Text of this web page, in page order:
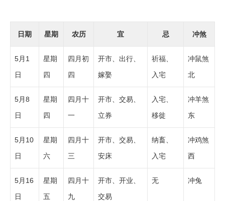
日期 星期 农历 宜 忌 冲煞
5月1
日
星期
四
四月初
四
开市、出行、
嫁娶
祈福、
入宅
冲鼠煞
北
5月8
日
星期
四
四月十
一
开市、交易、
立券
入宅、
移徙
冲羊煞
东
5月10
日
星期
六
四月十
三
开市、交易、
安床
纳畜、
入宅
冲鸡煞
西
5月16
日
星期
五
四月十
九
开市、开业、
交易
无 冲兔